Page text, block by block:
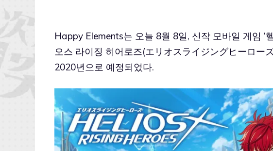
Happy Elements는 오늘 8월 8일, 신작 모바일 게임 ‘
오스 라이징 히어로즈(エリオスライジングヒーロー
2020년으로 예정되었다.